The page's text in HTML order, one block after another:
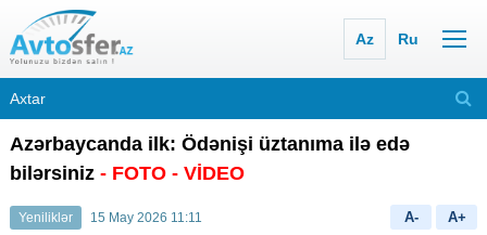
Az Ru
Azərbaycanda ilk: Ödənişi üztanıma ilə edə
bilərsiniz - FOTO - VİDEO
Yeniliklər 15 May 2026 11:11 A- A+